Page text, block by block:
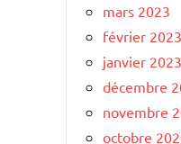
mars 2023
février 2023
janvier 2023
décembre
novembre
octobre